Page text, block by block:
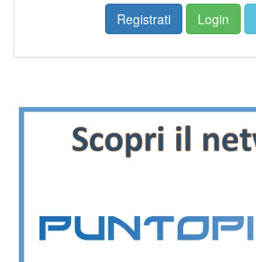
Registrati Login